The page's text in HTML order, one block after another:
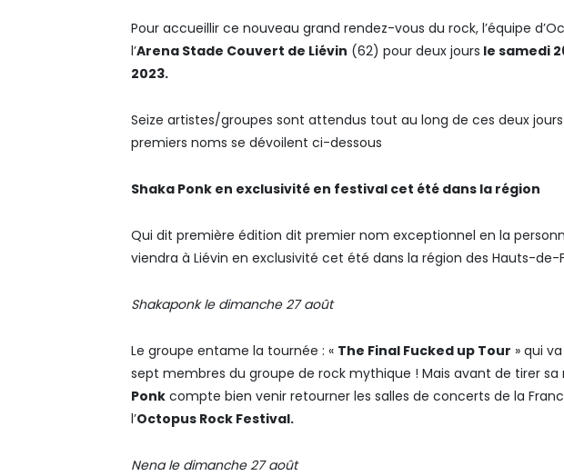
Pour accueillir ce nouveau grand rendez-vous du rock, l’équipe
l’Arena Stade Couvert de Liévin (62) pour deux jours le samedi
2023.
Seize artistes/groupes sont attendus tout au long de ces deux
premiers noms se dévoilent ci-dessous
Shaka Ponk en exclusivité en festival cet été dans la région
Qui dit première édition dit premier nom exceptionnel en la
viendra à Liévin en exclusivité cet été dans la région des Hauts-de-
Shakaponk le dimanche 27 août
Le groupe entame la tournée : « The Final Fucked up Tour » qui
sept membres du groupe de rock mythique ! Mais avant de tirer sa
Ponk compte bien venir retourner les salles de concerts de la
l’Octopus Rock Festival.
Nena le dimanche 27 août